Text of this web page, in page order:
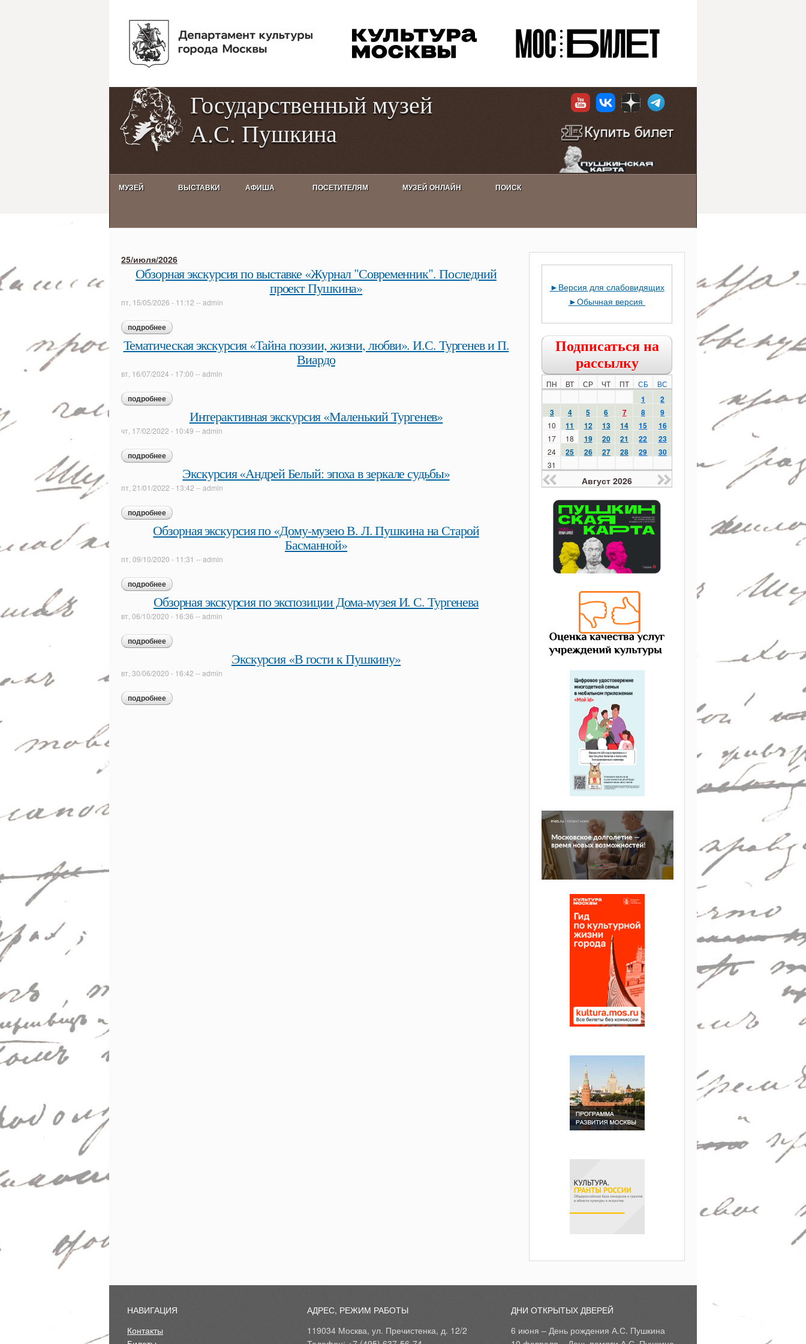
содержанию
contrast
Государственный музей
А.С. Пушкина
МУЗЕЙ ВЫСТАВКИ АФИША ПОСЕТИТЕЛЯМ МУЗЕЙ ОНЛАЙН ПОИСК
Activities calendar
25/июля/2026
Обзорная экскурсия по выставке «Журнал "Современник". Последний
проект Пушкина»
пт, 15/05/2026 - 11:12 --admin
подробнее о обзорная экскурсия по выставке «журнал "современник". последний проект пушкина»
Тематическая экскурсия «Тайна поэзии, жизни, любви». И.С. Тургенев и П.
Виардо
вт, 16/07/2024 - 17:00 --admin
подробнее о тематическая экскурсия «тайна поэзии, жизни, любви». и.с. тургенев и п. виардо
Интерактивная экскурсия «Маленький Тургенев»
чт, 17/02/2022 - 10:49 --admin
подробнее о интерактивная экскурсия «маленький тургенев»
Экскурсия «Андрей Белый: эпоха в зеркале судьбы»
пт, 21/01/2022 - 13:42 --admin
подробнее о экскурсия «андрей белый: эпоха в зеркале судьбы»
Обзорная экскурсия по «Дому-музею В. Л. Пушкина на Старой
Басманной»
пт, 09/10/2020 - 11:31 --admin
подробнее о обзорная экскурсия по «дому-музею в. л. пушкина на старой басманной»
Обзорная экскурсия по экспозиции Дома-музея И. С. Тургенева
вт, 06/10/2020 - 16:36 --admin
подробнее о обзорная экскурсия по экспозиции дома-музея и. с. тургенева
Экскурсия «В гости к Пушкину»
вт, 30/06/2020 - 16:42 --admin
подробнее о экскурсия «в гости к пушкину»
► Версия для слабовидящих
►Обычная версия
Подписаться на
рассылку
ПН ВТ СР ЧТ ПТ СБ ВС
1
2
3
4 5 6 7 8 9
10 11 12 13 14 15 16
17 18 19 20 21 22 23
24 25 26 27 28 29 30
31
Август 2026
НАВИГАЦИЯ
Контакты
АДРЕС, РЕЖИМ РАБОТЫ
119034 Москва, ул. Пречистенка, д. 12/2
ДНИ ОТКРЫТЫХ ДВЕРЕЙ
6 июня – День рождения А.С. Пушкина